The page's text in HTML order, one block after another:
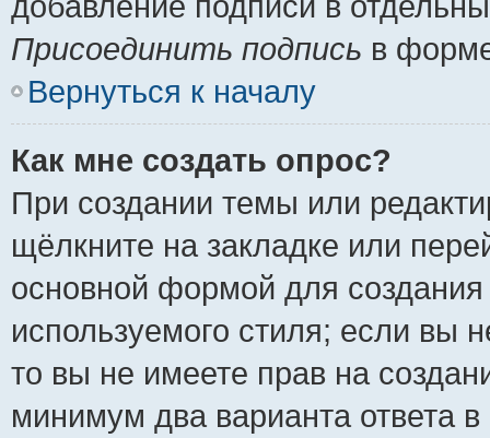
Присоединить подпись в
Вернуться к началу
Как мне создать опрос?
При создании темы или
щёлкните на закладке или
основной формой для
используемого стиля; если вы
то вы не имеете прав на
минимум два варианта ответа